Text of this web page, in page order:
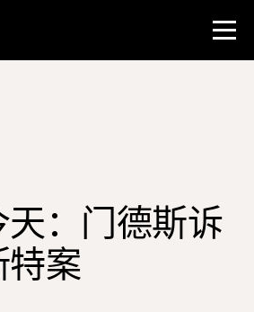
天：门德斯诉
特案